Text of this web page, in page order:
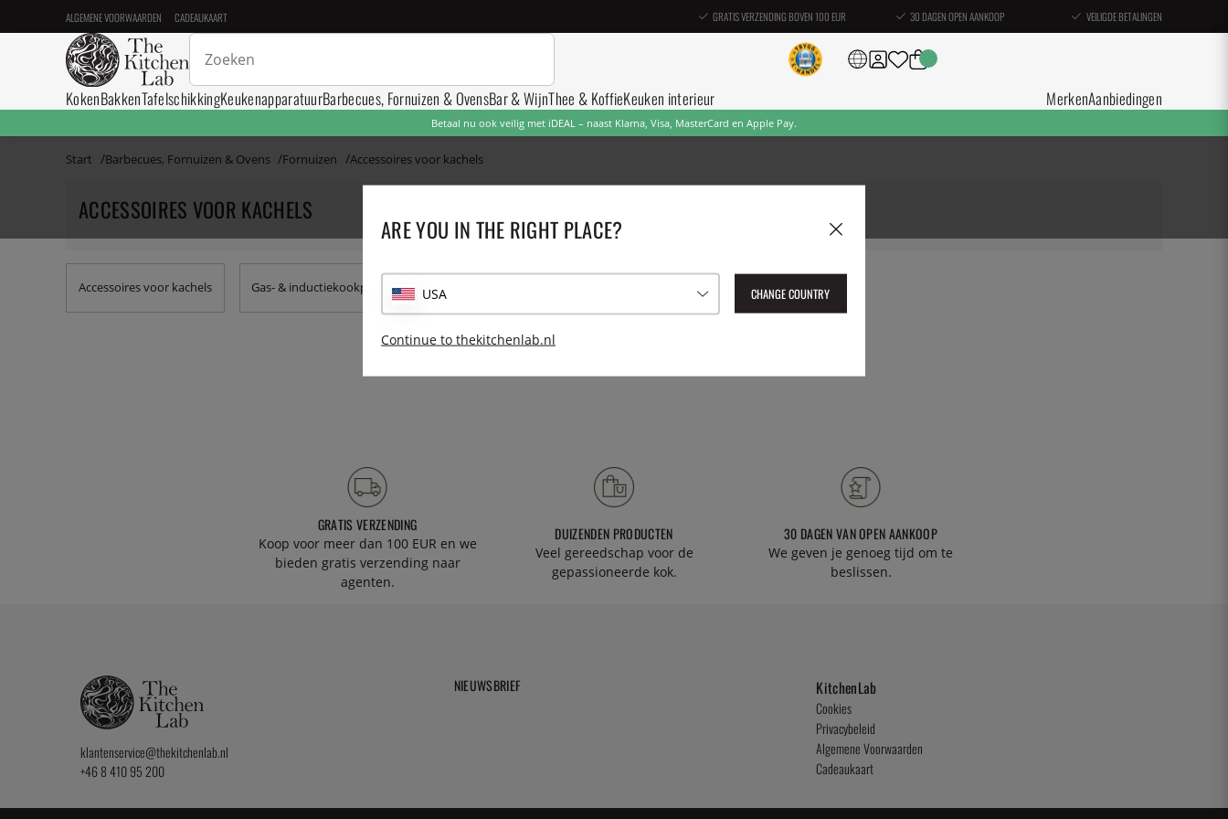
ALGEMENE VOORWAARDEN CADEAUKAART GRATIS VERZENDING BOVEN 100 EUR 30 DAGEN OPEN AANKOOP VEILIGDE BETALINGEN
KokenBakkenTafelschikkingKeukenapparatuurBarbecues, Fornuizen & OvensBar & WijnThee & KoffieKeuken interieur MerkenAanbiedingen
Betaal nu ook veilig met iDEAL – naast Klarna, Visa, MasterCard en Apple Pay.
Start Barbecues, Fornuizen & Ovens Fornuizen Accessoires voor kachels
ACCESSOIRES VOOR KACHELS
Accessoires voor kachels Gas- & inductiekookplaten Gasfornuizen
Op de pagina ontbreken momenteel producten
GRATIS VERZENDING
Koop voor meer dan 100 EUR en we
bieden gratis verzending naar
agenten.
DUIZENDEN PRODUCTEN
Veel gereedschap voor de
gepassioneerde kok.
30 DAGEN VAN OPEN AANKOOP
We geven je genoeg tijd om te
beslissen.
klantenservice@thekitchenlab.nl
+46 8 410 95 200
NIEUWSBRIEF KitchenLab
Cookies
Privacybeleid
Algemene Voorwaarden
Cadeaukaart
ARE YOU IN THE RIGHT PLACE?
USA CHANGE COUNTRY
Continue to thekitchenlab.nl